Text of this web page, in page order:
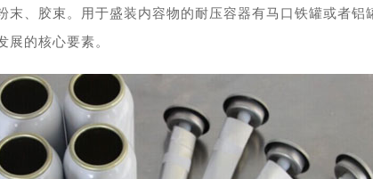
、胶束。用于盛装内容物的耐压容器有马口铁罐或者
展的核心要素。